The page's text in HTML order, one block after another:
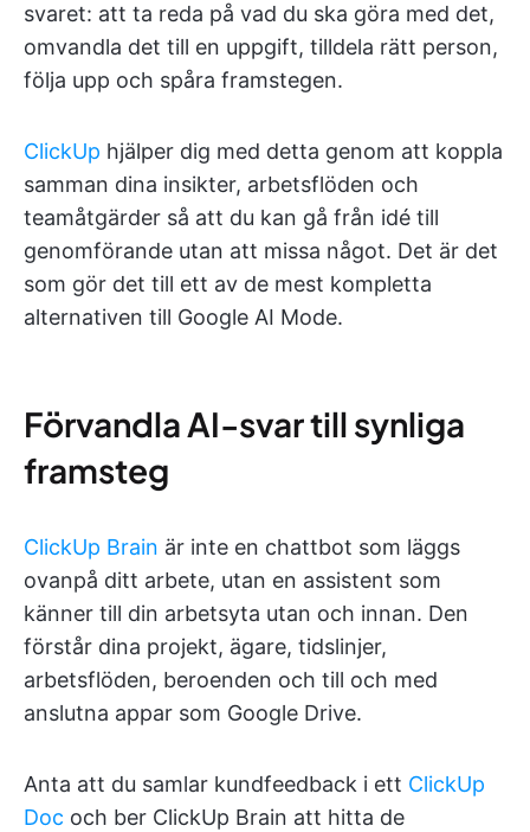
svaret: att ta reda på vad du ska göra med det,
omvandla det till en uppgift, tilldela rätt person,
följa upp och spåra framstegen.
ClickUp hjälper dig med detta genom att koppla
samman dina insikter, arbetsflöden och
teamåtgärder så att du kan gå från idé till
genomförande utan att missa något. Det är det
som gör det till ett av de mest kompletta
alternativen till Google AI Mode.
Förvandla AI-svar till synliga
framsteg
ClickUp Brain är inte en chattbot som läggs
ovanpå ditt arbete, utan en assistent som
känner till din arbetsyta utan och innan. Den
förstår dina projekt, ägare, tidslinjer,
arbetsflöden, beroenden och till och med
anslutna appar som Google Drive.
Anta att du samlar kundfeedback i ett ClickUp
Doc och ber ClickUp Brain att hitta de